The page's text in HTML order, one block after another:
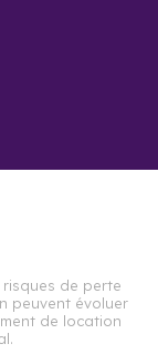
risques de perte
peuvent évoluer
de location